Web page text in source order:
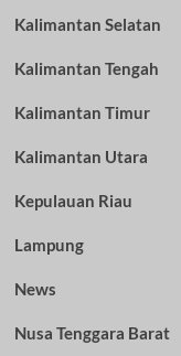
Kalimantan Selatan
Kalimantan Tengah
Kalimantan Timur
Kalimantan Utara
Kepulauan Riau
Lampung
News
Nusa Tenggara Barat